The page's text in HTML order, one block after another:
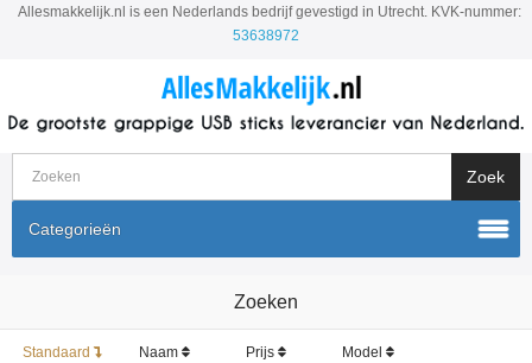
Allesmakkelijk.nl is een Nederlands bedrijf gevestigd in Utrecht. KVK-nummer:
53638972
Categorieën
Zoeken
Standaard Naam Prijs Model